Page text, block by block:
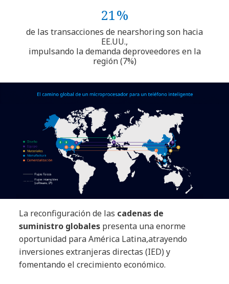
21%
de las transacciones de nearshoring son hacia
EE.UU.,
impulsando la demanda deproveedores en la
región (7%)
La reconfiguración de las cadenas de
suministro globales presenta una enorme
oportunidad para América Latina,atrayendo
inversiones extranjeras directas (IED) y
fomentando el crecimiento económico.